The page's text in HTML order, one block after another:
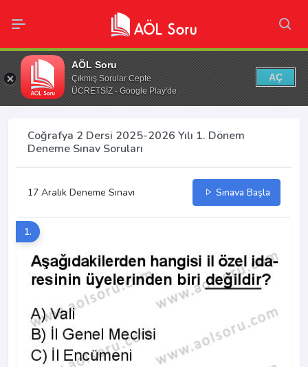
AÖL Soru
Çıkmış Sorular Cepte
ÜCRETSİZ - Google Play'de
AÇ
Coğrafya 2 Dersi 2025-2026 Yılı 1. Dönem
Deneme Sınav Soruları
17 Aralık Deneme Sınavı Sınava Başla
1.